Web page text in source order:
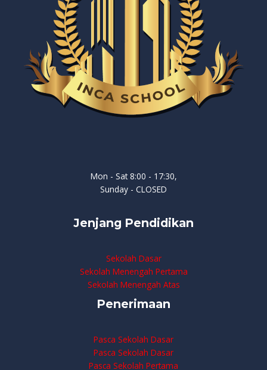
Mon - Sat 8:00 - 17:30,
Sunday - CLOSED
Jenjang Pendidikan
Sekolah Dasar
Sekolah Menengah Pertama
Sekolah Menengah Atas
Penerimaan
Pasca Sekolah Dasar
Pasca Sekolah Dasar
Pasca Sekolah Pertama